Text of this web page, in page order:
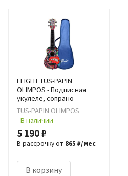
FLIGHT TUS-PAPIN
OLIMPOS - Подписная
укулеле, сопрано
TUS-PAPIN OLIMPOS
В наличии
5 190 ₽
В рассрочку от 865 ₽/мес
В корзину